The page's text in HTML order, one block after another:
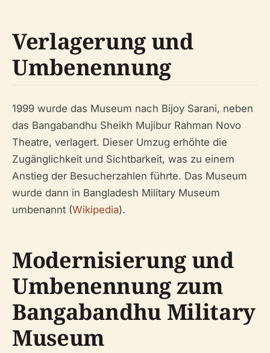
Verlagerung und
Umbenennung
1999 wurde das Museum nach Bijoy Sarani, neben
das Bangabandhu Sheikh Mujibur Rahman Novo
Theatre, verlagert. Dieser Umzug erhöhte die
Zugänglichkeit und Sichtbarkeit, was zu einem
Anstieg der Besucherzahlen führte. Das Museum
wurde dann in Bangladesh Military Museum
umbenannt (Wikipedia).
Modernisierung und
Umbenennung zum
Bangabandhu Military
Museum